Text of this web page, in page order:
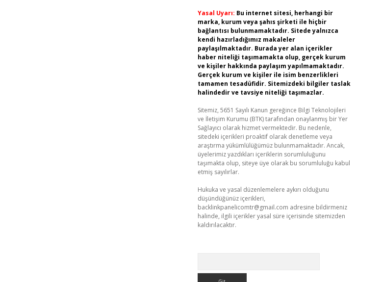
Yasal Uyarı: Bu internet sitesi, herhangi bir
marka, kurum veya şahıs şirketi ile hiçbir
bağlantısı bulunmamaktadır. Sitede yalnızca
kendi hazırladığımız makaleler
paylaşılmaktadır. Burada yer alan içerikler
haber niteliği taşımamakta olup, gerçek kurum
ve kişiler hakkında paylaşım yapılmamaktadır.
Gerçek kurum ve kişiler ile isim benzerlikleri
tamamen tesadüfidir. Sitemizdeki bilgiler taslak
halindedir ve tavsiye niteliği taşımazlar.
Sitemiz, 5651 Sayılı Kanun gereğince Bilgi Teknolojileri
ve İletişim Kurumu (BTK) tarafından onaylanmış bir Yer
Sağlayıcı olarak hizmet vermektedir. Bu nedenle,
sitedeki içerikleri proaktif olarak denetleme veya
araştırma yükümlülüğümüz bulunmamaktadır. Ancak,
üyelerimiz yazdıkları içeriklerin sorumluluğunu
taşımakta olup, siteye üye olarak bu sorumluluğu kabul
etmiş sayılırlar.
Hukuka ve yasal düzenlemelere aykırı olduğunu
düşündüğünüz içerikleri,
backlinkpanelicomtr@gmail.com adresine bildirmeniz
halinde, ilgili içerikler yasal süre içerisinde sitemizden
kaldırılacaktır.